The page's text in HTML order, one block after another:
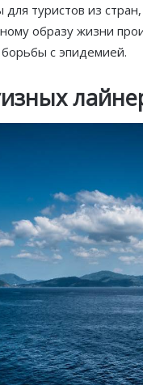
для туристов из
образу жизни
с эпидемией.